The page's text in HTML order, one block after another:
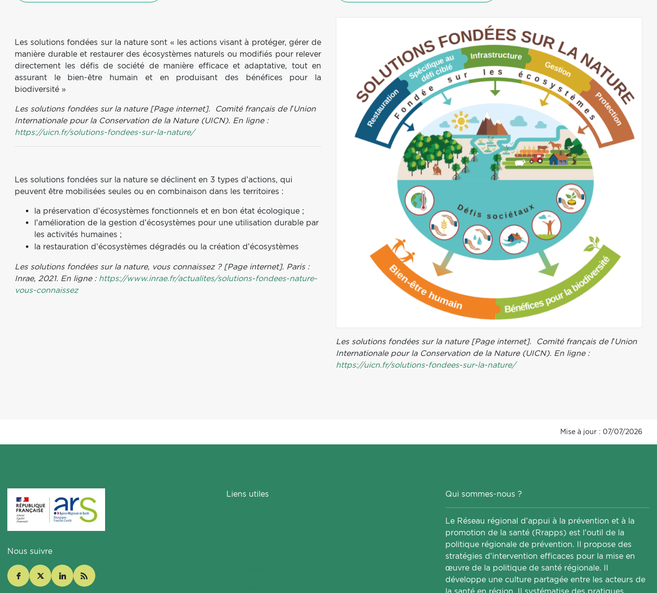
Les solutions fondées sur la nature sont « les actions visant à protéger, gérer de
manière durable et restaurer des écosystèmes naturels ou modifiés pour relever
directement les défis de société de manière efficace et adaptative, tout en
assurant le bien-être humain et en produisant des bénéfices pour la
biodiversité »
Les solutions fondées sur la nature [Page internet]. Comité français de l’Union
Internationale pour la Conservation de la Nature (UICN). En ligne :
https://uicn.fr/solutions-fondees-sur-la-nature/
Les solutions fondées sur la nature se déclinent en 3 types d’actions, qui
peuvent être mobilisées seules ou en combinaison dans les territoires :
la préservation d’écosystèmes fonctionnels et en bon état écologique ;
l’amélioration de la gestion d’écosystèmes pour une utilisation durable par
les activités humaines ;
la restauration d’écosystèmes dégradés ou la création d’écosystèmes
Les solutions fondées sur la nature, vous connaissez ? [Page internet]. Paris :
Inrae, 2021. En ligne : https://www.inrae.fr/actualites/solutions-fondees-nature-
vous-connaissez
Les solutions fondées sur la nature [Page internet]. Comité français de l’Union
Internationale pour la Conservation de la Nature (UICN). En ligne :
https://uicn.fr/solutions-fondees-sur-la-nature/
Mise à jour : 07/07/2026
Nous suivre
Liens utiles Qui sommes-nous ?
Le Réseau régional d’appui à la prévention et à la
promotion de la santé (Rrapps) est l’outil de la
politique régionale de prévention. Il propose des
stratégies d’intervention efficaces pour la mise en
œuvre de la politique de santé régionale. Il
développe une culture partagée entre les acteurs de